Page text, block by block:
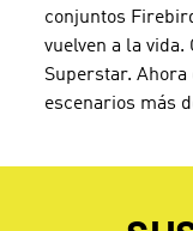
conjuntos
vuelven a la vida.
Superstar. Ahora
escenarios más